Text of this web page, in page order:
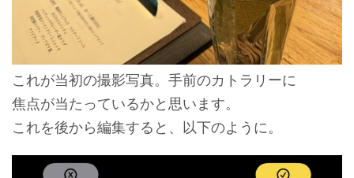
これが当初の撮影写真。手前のカトラリーに
焦点が当たっているかと思います。
これを後から編集すると、以下のように。